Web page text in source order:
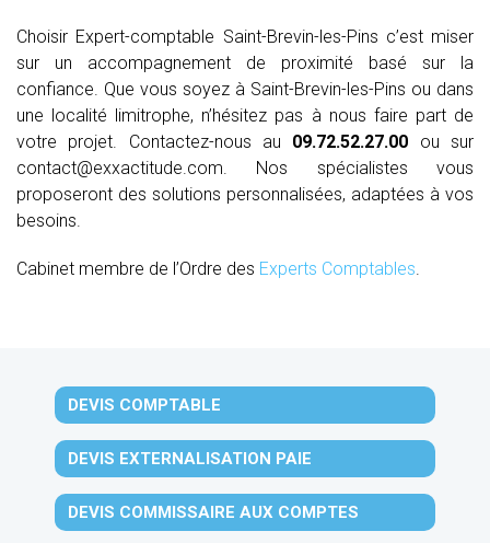
Choisir Expert-comptable Saint-Brevin-les-Pins c’est miser
sur un accompagnement de proximité basé sur la
confiance. Que vous soyez à Saint-Brevin-les-Pins ou dans
une localité limitrophe, n’hésitez pas à nous faire part de
votre projet. Contactez-nous au 09.72.52.27.00 ou sur
contact@exxactitude.com. Nos spécialistes vous
proposeront des solutions personnalisées, adaptées à vos
besoins.
Cabinet membre de l’Ordre des Experts Comptables
DEVIS COMPTABLE
DEVIS EXTERNALISATION PAIE
DEVIS COMMISSAIRE AUX COMPTES